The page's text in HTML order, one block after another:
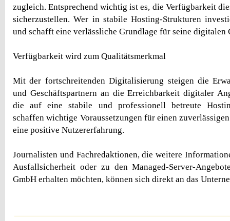
zugleich. Entsprechend wichtig ist es, die Verfügbarkeit
sicherzustellen. Wer in stabile Hosting-Strukturen
und schafft eine verlässliche Grundlage für seine digitalen
Verfügbarkeit wird zum Qualitätsmerkmal
Mit der fortschreitenden Digitalisierung steigen die
und Geschäftspartnern an die Erreichbarkeit digitaler
die auf eine stabile und professionell betreute
schaffen wichtige Voraussetzungen für einen
eine positive Nutzererfahrung.
Journalisten und Fachredaktionen, die weitere
Ausfallsicherheit oder zu den Managed-Server-
GmbH erhalten möchten, können sich direkt an das